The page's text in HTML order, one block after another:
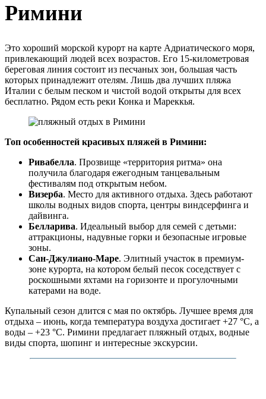
Римини
Это хороший морской курорт на карте Адриатического моря,
привлекающий людей всех возрастов. Его 15-километровая
береговая линия состоит из песчаных зон, большая часть
которых принадлежит отелям. Лишь два лучших пляжа
Италии с белым песком и чистой водой открыты для всех
бесплатно. Рядом есть реки Конка и Мареккья.
Топ особенностей красивых пляжей в Римини:
Ривабелла. Прозвище «территория ритма» она
получила благодаря ежегодным танцевальным
фестивалям под открытым небом.
Визерба. Место для активного отдыха. Здесь работают
школы водных видов спорта, центры виндсерфинга и
дайвинга.
Белларива. Идеальный выбор для семей с детьми:
аттракционы, надувные горки и безопасные игровые
зоны.
Сан-Джулиано-Маре. Элитный участок в премиум-
зоне курорта, на котором белый песок соседствует с
роскошными яхтами на горизонте и прогулочными
катерами на воде.
Купальный сезон длится с мая по октябрь. Лучшее время для
отдыха – июнь, когда температура воздуха достигает +27 °С, а
воды – +23 °С. Римини предлагает пляжный отдых, водные
виды спорта, шопинг и интересные экскурсии.